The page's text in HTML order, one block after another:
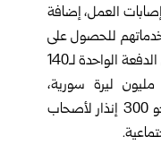
العمل، إضافة
خدماتهم للحصول على
معاش تقاعدي، كما تم صرف تعويض الدفعة الواحدة لـ140
شخصاً بقيمة إجمالية بلغت 127 مليون ليرة سورية،
وتسجيل 20 إصابة عمل، وتوجيه نحو 300 إنذار لأصحاب